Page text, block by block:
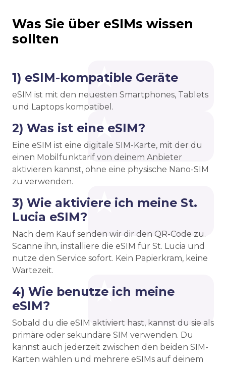
Was Sie über eSIMs wissen
sollten
1) eSIM-kompatible Geräte
eSIM ist mit den neuesten Smartphones, Tablets
und Laptops kompatibel.
2) Was ist eine eSIM?
Eine eSIM ist eine digitale SIM-Karte, mit der du
einen Mobilfunktarif von deinem Anbieter
aktivieren kannst, ohne eine physische Nano-SIM
zu verwenden.
3) Wie aktiviere ich meine St.
Lucia eSIM?
Nach dem Kauf senden wir dir den QR-Code zu.
Scanne ihn, installiere die eSIM für St. Lucia und
nutze den Service sofort. Kein Papierkram, keine
Wartezeit.
4) Wie benutze ich meine
eSIM?
Sobald du die eSIM aktiviert hast, kannst du sie als
primäre oder sekundäre SIM verwenden. Du
kannst auch jederzeit zwischen den beiden SIM-
Karten wählen und mehrere eSIMs auf deinem